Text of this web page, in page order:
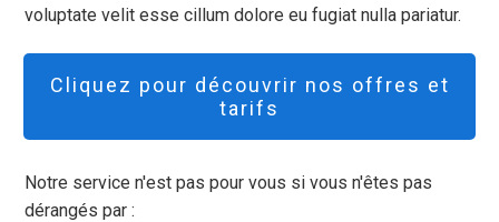
voluptate velit esse cillum dolore eu fugiat nulla pariatur.
Cliquez pour découvrir nos offres et
tarifs
Notre service n'est pas pour vous si vous n'êtes pas
dérangés par :